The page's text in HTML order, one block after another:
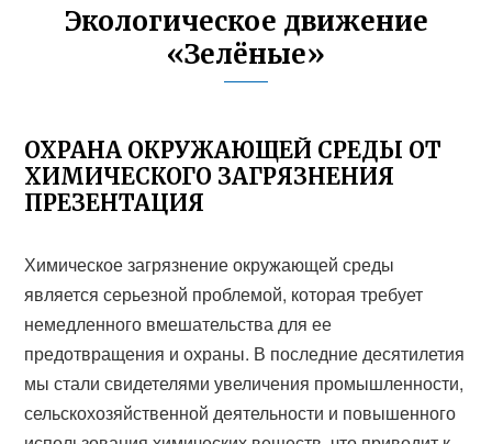
Экологическое движение
«Зелёные»
ОХРАНА ОКРУЖАЮЩЕЙ СРЕДЫ ОТ
ХИМИЧЕСКОГО ЗАГРЯЗНЕНИЯ
ПРЕЗЕНТАЦИЯ
Химическое загрязнение окружающей среды
является серьезной проблемой, которая требует
немедленного вмешательства для ее
предотвращения и охраны. В последние десятилетия
мы стали свидетелями увеличения промышленности,
сельскохозяйственной деятельности и повышенного